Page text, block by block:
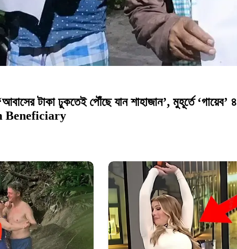
টাকা ঢুকতেই পৌঁছে যান শাহাজান’, মুহূর্তে
Beneficiary